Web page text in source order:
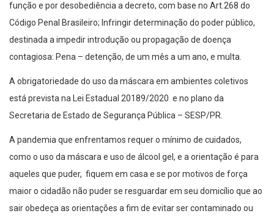
função e por desobediência a decreto, com base no Art.268 do
Código Penal Brasileiro; Infringir determinação do poder público,
destinada a impedir introdução ou propagação de doença
contagiosa: Pena – detenção, de um mês a um ano, e multa.
A obrigatoriedade do uso da máscara em ambientes coletivos
está prevista na Lei Estadual 20189/2020 e no plano da
Secretaria de Estado de Segurança Pública – SESP/PR.
A pandemia que enfrentamos requer o mínimo de cuidados,
como o uso da máscara e uso de álcool gel, e a orientação é para
aqueles que puder, fiquem em casa e se por motivos de força
maior o cidadão não puder se resguardar em seu domicílio que ao
sair obedeça as orientações a fim de evitar ser contaminado ou